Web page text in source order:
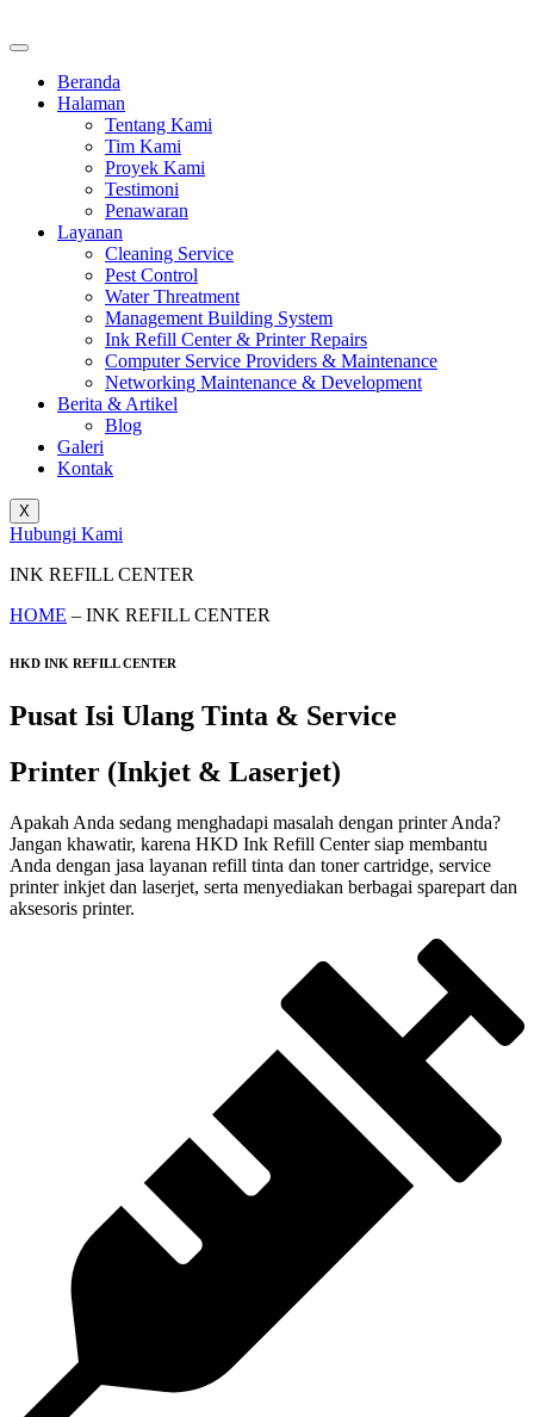
Beranda
Halaman
Tentang Kami
Tim Kami
Proyek Kami
Testimoni
Penawaran
Layanan
Cleaning Service
Pest Control
Water Threatment
Management Building System
Ink Refill Center & Printer Repairs
Computer Service Providers & Maintenance
Networking Maintenance & Development
Berita & Artikel
Blog
Galeri
Kontak
X
Hubungi Kami
INK REFILL CENTER
HOME – INK REFILL CENTER
HKD INK REFILL CENTER
Pusat Isi Ulang Tinta & Service
Printer (Inkjet & Laserjet)
Apakah Anda sedang menghadapi masalah dengan printer Anda?
Jangan khawatir, karena HKD Ink Refill Center siap membantu
Anda dengan jasa layanan refill tinta dan toner cartridge, service
printer inkjet dan laserjet, serta menyediakan berbagai sparepart dan
aksesoris printer.